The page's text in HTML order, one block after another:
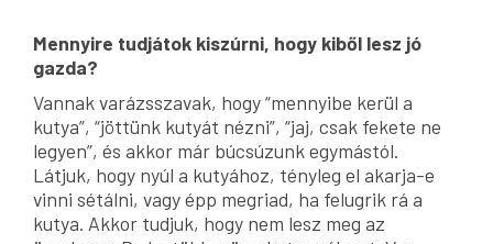
Mennyire tudjátok kiszúrni, hogy kiből lesz jó
gazda?
Vannak varázsszavak, hogy “mennyibe kerül a
kutya”, “jöttünk kutyát nézni”, “jaj, csak fekete ne
legyen”, és akkor már búcsúzunk egymástól.
Látjuk, hogy nyúl a kutyához, tényleg el akarja-e
vinni sétálni, vagy épp megriad, ha felugrik rá a
kutya. Akkor tudjuk, hogy nem lesz meg az